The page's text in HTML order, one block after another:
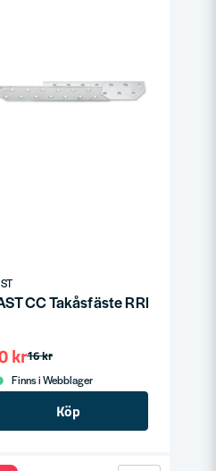
CC Takåsfäste RRF
16 kr
kr
Finns i Webblager
Köp